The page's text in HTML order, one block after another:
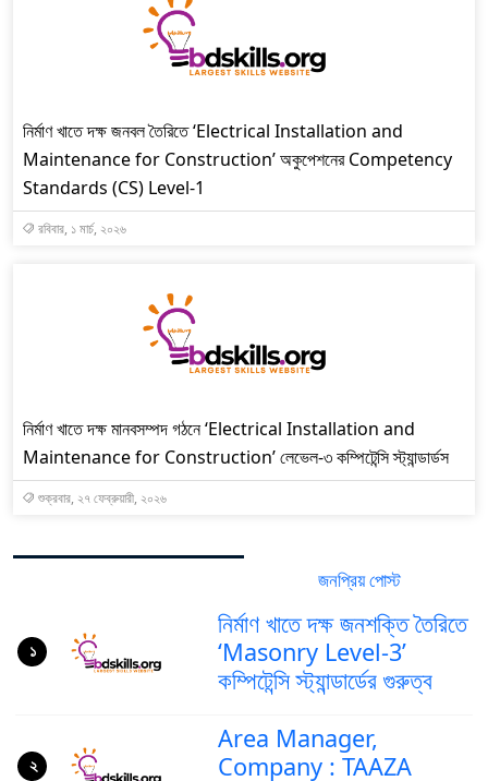
নির্মাণ খাতে দক্ষ জনবল তৈরিতে ‘Electrical Installation and
Maintenance for Construction’ অকুপেশনের Competency
Standards (CS) Level-1
রবিবার, ১ মার্চ, ২০২৬
নির্মাণ খাতে দক্ষ মানবসম্পদ গঠনে ‘Electrical Installation and
Maintenance for Construction’ লেভেল-৩ কম্পিটেন্সি স্ট্যান্ডার্ডস
শুক্রবার, ২৭ ফেব্রুয়ারী, ২০২৬
জনপ্রিয় পোস্ট
নির্মাণ খাতে দক্ষ জনশক্তি তৈরিতে
‘Masonry Level-3’
কম্পিটেন্সি স্ট্যান্ডার্ডের গুরুত্ব
১
Area Manager,
Company : TAAZA
২